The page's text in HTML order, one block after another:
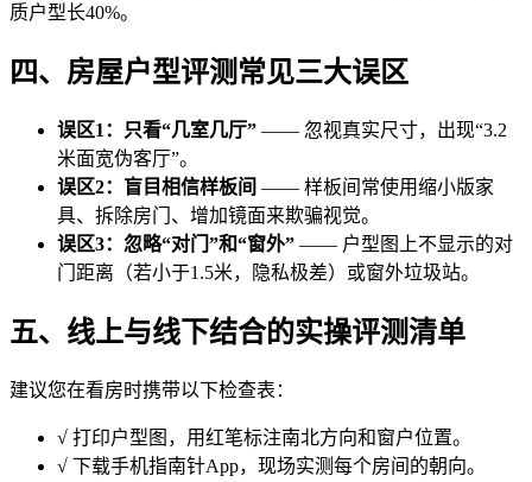
质户型长40%。
四、房屋户型评测常见三大误区
误区1：只看“几室几厅” —— 忽视真实尺寸，出现“3.2
米面宽伪客厅”。
误区2：盲目相信样板间 —— 样板间常使用缩小版家
具、拆除房门、增加镜面来欺骗视觉。
误区3：忽略“对门”和“窗外” —— 户型图上不显示的对
门距离（若小于1.5米，隐私极差）或窗外垃圾站。
五、线上与线下结合的实操评测清单
建议您在看房时携带以下检查表：
√ 打印户型图，用红笔标注南北方向和窗户位置。
√ 下载手机指南针App，现场实测每个房间的朝向。